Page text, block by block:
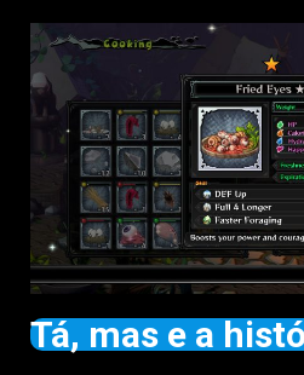
Tá, mas e a